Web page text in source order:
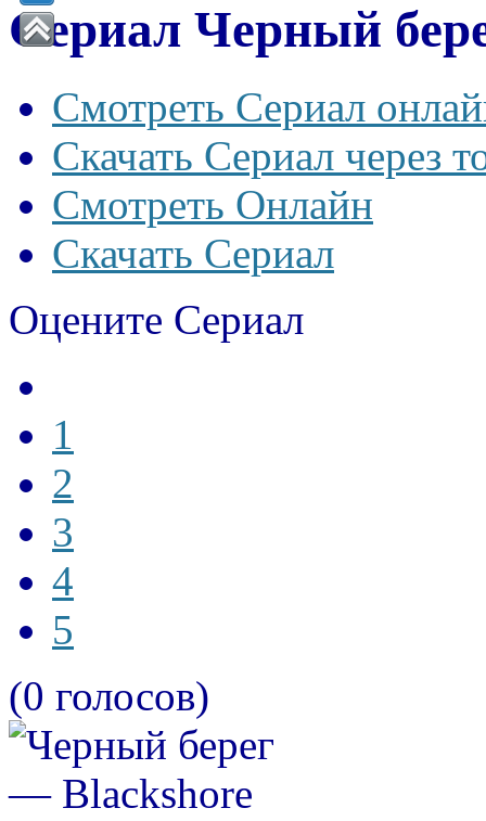
Сериал Черный
Смотреть Сериал
Скачать Сериал через
Смотреть Онлайн
Скачать Сериал
Оцените Сериал
1
2
3
4
5
(0 голосов)